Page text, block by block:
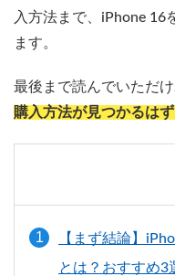
入方法まで、iPhone 16
ます。
最後まで読んでいただけ
購入方法が見つかるはず
【まず結論】
とは？おすすめ3